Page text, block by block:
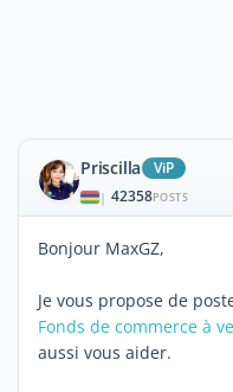
Priscilla ViP
| 42358POSTS
Bonjour MaxGZ,
Je vous propose de
Fonds de commerce à
aussi vous aider.